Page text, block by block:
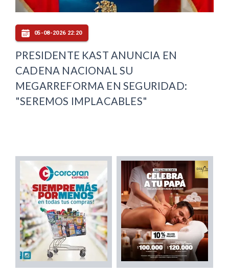
05-08-2026 22:20
PRESIDENTE KAST ANUNCIA EN
CADENA NACIONAL SU
MEGARREFORMA EN SEGURIDAD:
"SEREMOS IMPLACABLES"